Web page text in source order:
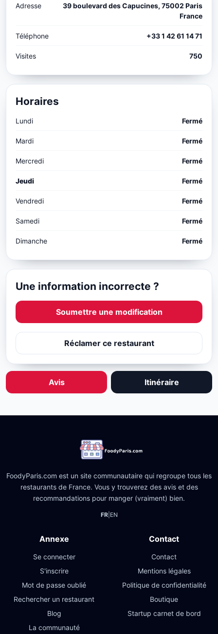
Adresse
39 boulevard des Capucines, 75002 Paris
France
Téléphone +33 1 42 61 14 71
Visites 750
Horaires
Lundi Fermé
Mardi Fermé
Mercredi Fermé
Jeudi Fermé
Vendredi Fermé
Samedi Fermé
Dimanche Fermé
Une information incorrecte ?
Soumettre une modification
Réclamer ce restaurant
Avis Itinéraire
FoodyParis.com est un site communautaire qui regroupe tous les
restaurants de France. Vous y trouverez des avis et des
recommandations pour manger (vraiment) bien.
FR| EN
Annexe
Se connecter
S'inscrire
Mot de passe oublié
Rechercher un restaurant
Blog
La communauté
Contact
Contact
Mentions légales
Politique de confidentialité
Boutique
Startup carnet de bord